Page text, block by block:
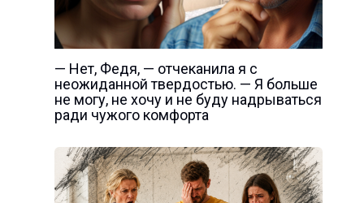
— Нет, Федя, — отчеканила я с
неожиданной твердостью. — Я больше
не могу, не хочу и не буду надрываться
ради чужого комфорта